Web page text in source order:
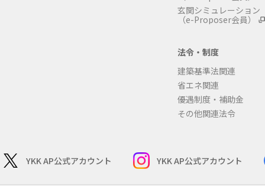
玄関シミュレーション
（e-Proposer会員）
法令・制度
建築基準法関連
省エネ関連
優遇制度・補助金
その他関連法令
YKK AP公式アカウント YKK AP公式アカウント